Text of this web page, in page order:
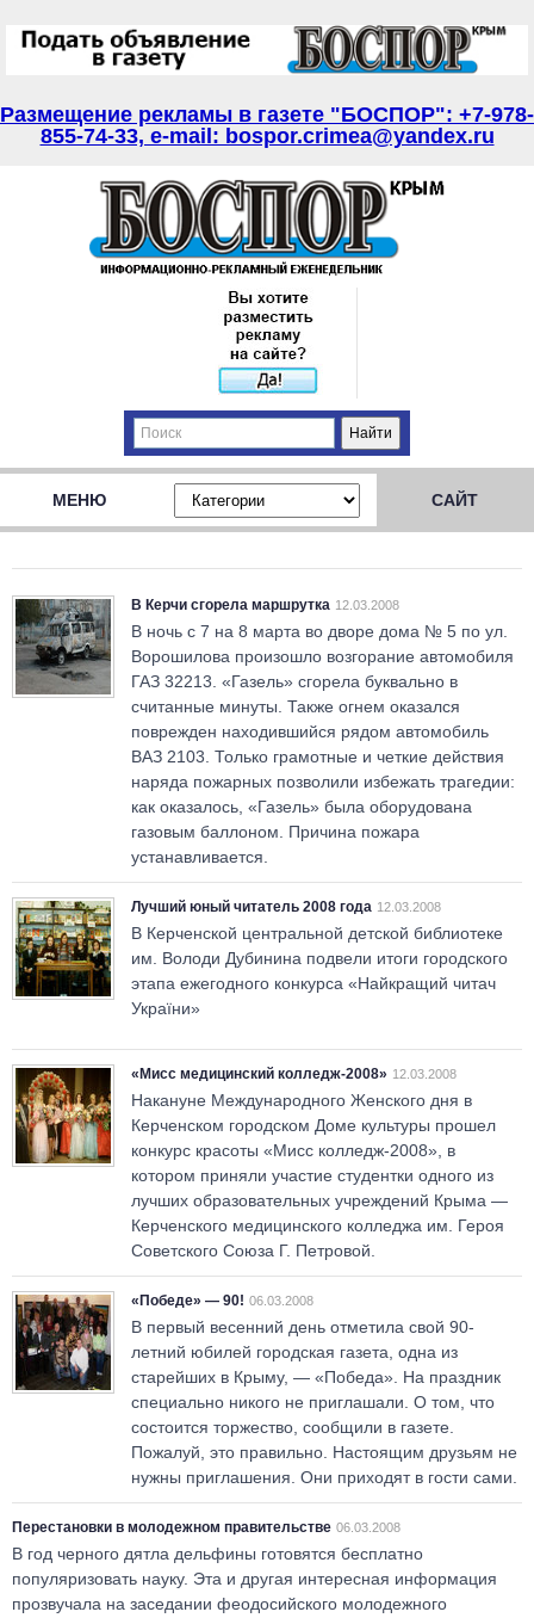
Размещение рекламы в газете "БОСПОР": +7-978-
855-74-33, e-mail: bospor.crimea@yandex.ru
МЕНЮ САЙТ
В Керчи сгорела маршрутка 12.03.2008
В ночь с 7 на 8 марта во дворе дома № 5 по ул.
Ворошилова произошло возгорание автомобиля
ГАЗ 32213. «Газель» сгорела буквально в
считанные минуты. Также огнем оказался
поврежден находившийся рядом автомобиль
ВАЗ 2103. Только грамотные и четкие действия
наряда пожарных позволили избежать трагедии:
как оказалось, «Газель» была оборудована
газовым баллоном. Причина пожара
устанавливается.
Лучший юный читатель 2008 года 12.03.2008
В Керченской центральной детской библиотеке
им. Володи Дубинина подвели итоги городского
этапа ежегодного конкурса «Найкращий читач
України»
«Мисс медицинский колледж-2008» 12.03.2008
Накануне Международного Женского дня в
Керченском городском Доме культуры прошел
конкурс красоты «Мисс колледж-2008», в
котором приняли участие студентки одного из
лучших образовательных учреждений Крыма —
Керченского медицинского колледжа им. Героя
Советского Союза Г. Петровой.
«Победе» — 90! 06.03.2008
В первый весенний день отметила свой 90-
летний юбилей городская газета, одна из
старейших в Крыму, — «Победа». На праздник
специально никого не приглашали. О том, что
состоится торжество, сообщили в газете.
Пожалуй, это правильно. Настоящим друзьям не
нужны приглашения. Они приходят в гости сами.
Перестановки в молодежном правительстве 06.03.2008
В год черного дятла дельфины готовятся бесплатно
популяризовать науку. Эта и другая интересная информация
прозвучала на заседании феодосийского молодежного